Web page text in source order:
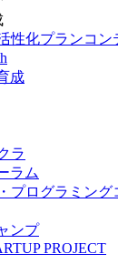
性化プランコン
成
ラ
ラム
プログラミング
ンプ
PROJECT